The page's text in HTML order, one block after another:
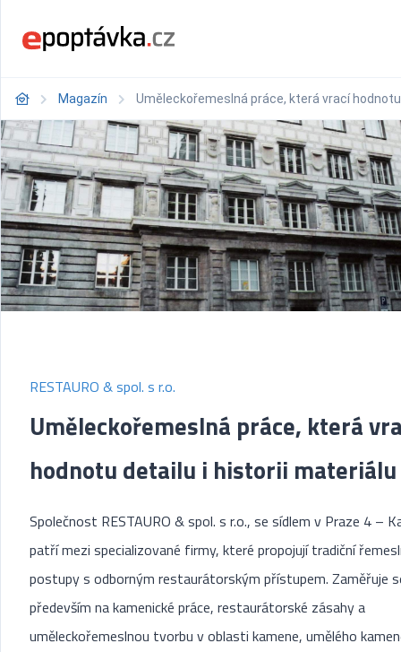
Magazín Uměleckořemeslná práce, která vrací
RESTAURO & spol. s r.o.
Uměleckořemeslná práce, která
hodnotu detailu i historii materiálu
Společnost RESTAURO & spol. s r.o., se sídlem v Praze 4 –
patří mezi specializované firmy, které propojují tradiční
postupy s odborným restaurátorským přístupem. Zaměřuje
především na kamenické práce, restaurátorské zásahy a
uměleckořemeslnou tvorbu v oblasti kamene, umělého